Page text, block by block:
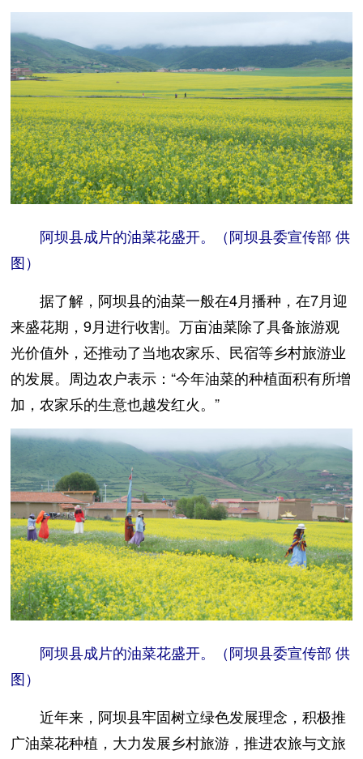
阿坝县成片的油菜花盛开。（阿坝县委宣传部 供
图）
据了解，阿坝县的油菜一般在4月播种，在7月迎
来盛花期，9月进行收割。万亩油菜除了具备旅游观
光价值外，还推动了当地农家乐、民宿等乡村旅游业
的发展。周边农户表示：“今年油菜的种植面积有所增
加，农家乐的生意也越发红火。”
阿坝县成片的油菜花盛开。（阿坝县委宣传部 供
图）
近年来，阿坝县牢固树立绿色发展理念，积极推
广油菜花种植，大力发展乡村旅游，推进农旅与文旅